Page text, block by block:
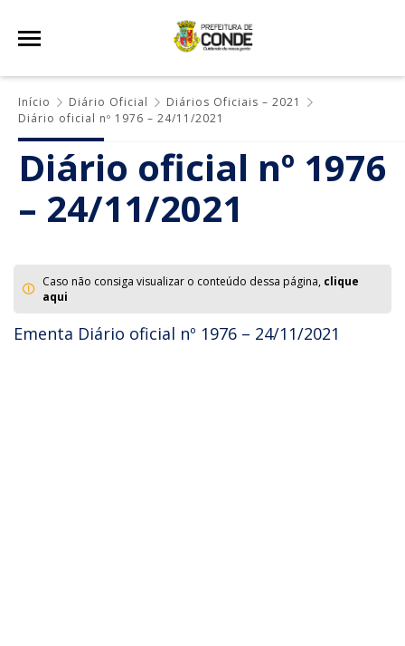
Início Diário Oficial
Diários Oficiais – 2021
Diário oficial nº 1976 – 24/11/2021
Diário oficial nº 1976
– 24/11/2021
Caso não consiga visualizar o conteúdo dessa página, clique
aqui
Ementa Diário oficial nº 1976 – 24/11/2021